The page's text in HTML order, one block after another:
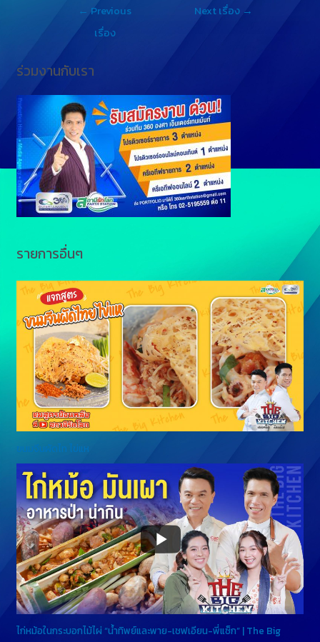
g
e
r
n
k
←Previous
เรื่อง
Next เรื่อง →
ร่วมงานกับเรา
รายการอื่นๆ
ขนมจีนผัดไท ไข่แห
ไก่หม้อในกระบอกไม้ไผ่ “น้ำทิพย์และพาย-เชฟเอียน-พี่แซ็ก” | The Big